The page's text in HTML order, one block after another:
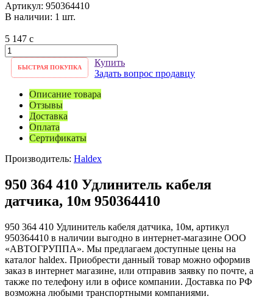
Артикул: 950364410
В наличии: 1 шт.
5 147 c
Купить
БЫСТРАЯ ПОКУПКА
Задать вопрос продавцу
Описание товара
Отзывы
Доставка
Оплата
Сертификаты
Производитель: Haldex
950 364 410 Удлинитель кабеля
датчика, 10м 950364410
950 364 410 Удлинитель кабеля датчика, 10м, артикул
950364410 в наличии выгодно в интернет-магазине ООО
«АВТОГРУППА». Мы предлагаем доступные цены на
каталог haldex. Приобрести данный товар можно оформив
заказ в интернет магазине, или отправив заявку по почте, а
также по телефону или в офисе компании. Доставка по РФ
возможна любыми транспортными компаниями.